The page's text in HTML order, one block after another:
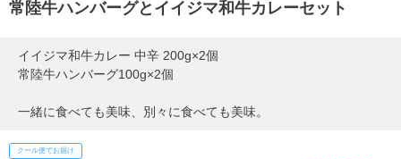
イイジマとは
すき焼き
しゃぶしゃぶ
常陸牛ハンバーグとイイジマ和牛カレーセット
イイジマ和牛カレー 中辛 200g×2個
常陸牛ハンバーグ100g×2個
一緒に食べても美味、別々に食べても美味。
クール便でお届け